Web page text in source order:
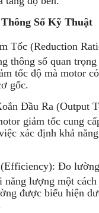
Số Kỹ Thuật
Tốc (Reduction
thông số quan
tốc độ mà motor
gốc.
Đầu Ra (Output
giảm tốc cung
xác định khả
Đo
năng lượng một cách
được biểu hiện